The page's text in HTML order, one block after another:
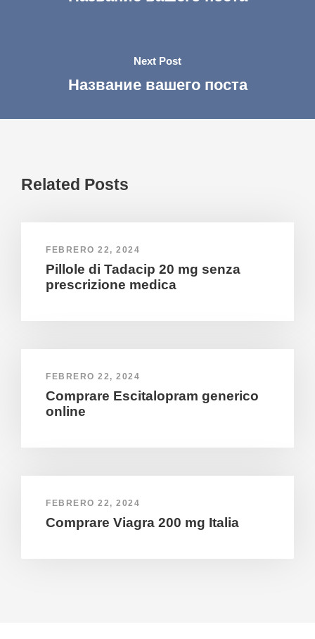
Next Post
Название вашего поста
Related Posts
FEBRERO 22, 2024
Pillole di Tadacip 20 mg senza
prescrizione medica
FEBRERO 22, 2024
Comprare Escitalopram generico
online
FEBRERO 22, 2024
Comprare Viagra 200 mg Italia